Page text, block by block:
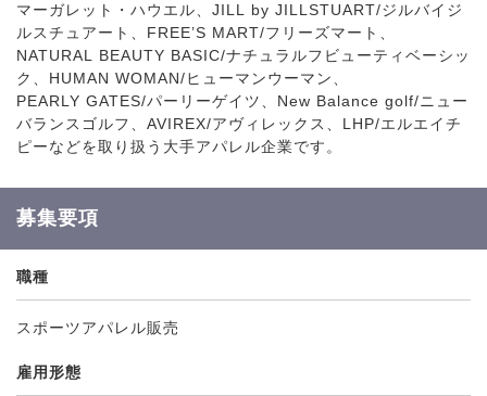
マーガレット・ハウエル、JILL by JILLSTUART/ジルバイジ
ルスチュアート、FREE’S MART/フリーズマート、
NATURAL BEAUTY BASIC/ナチュラルフビューティベーシッ
ク、HUMAN WOMAN/ヒューマンウーマン、
PEARLY GATES/パーリーゲイツ、New Balance golf/ニュー
バランスゴルフ、AVIREX/アヴィレックス、LHP/エルエイチ
ピーなどを取り扱う大手アパレル企業です。
募集要項
職種
スポーツアパレル販売
雇用形態